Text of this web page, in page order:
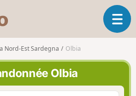
s
o
r
n
d
O
u
l
Nord-Est Sardegna Olbia
Olbia